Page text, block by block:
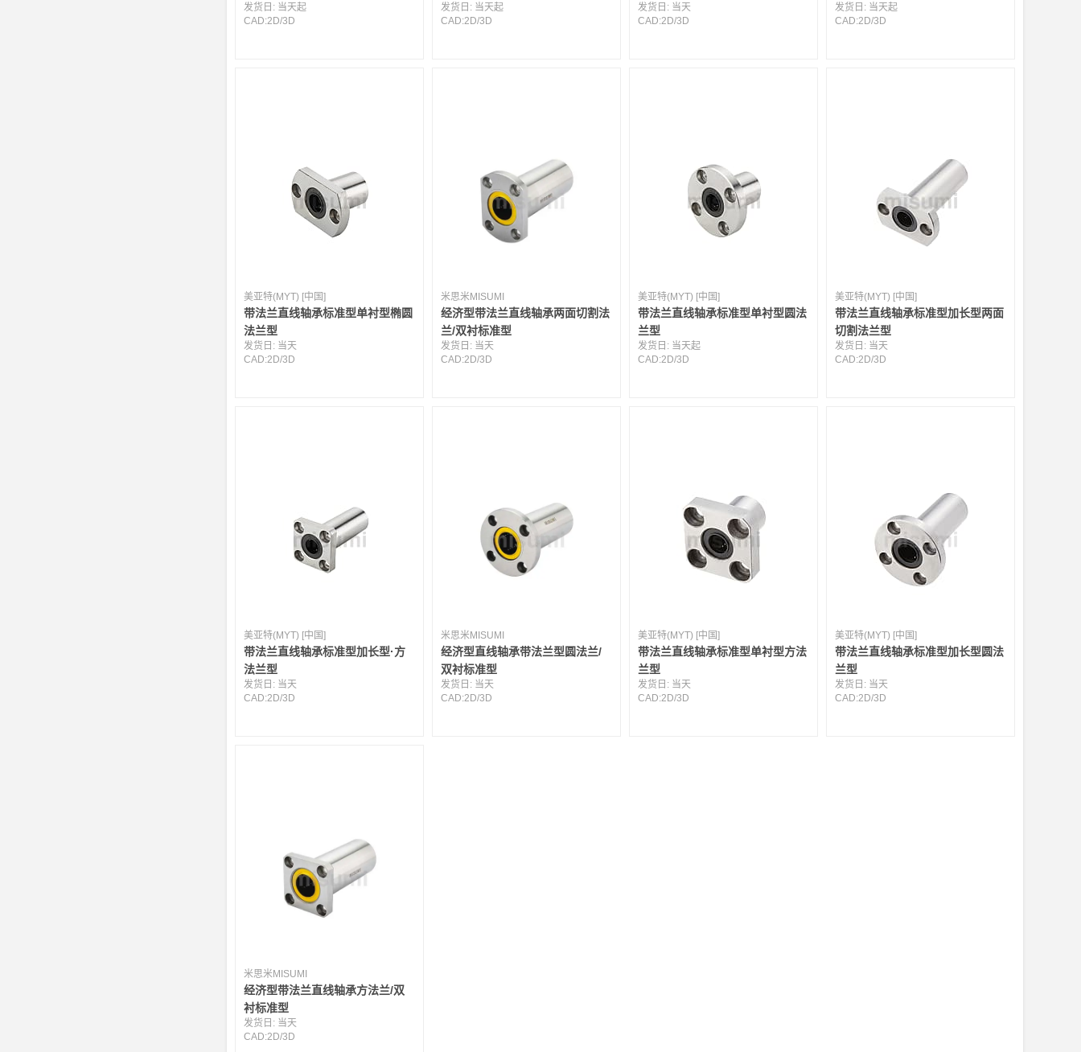
发货日: 当天起
CAD:2D/3D
发货日: 当天起
CAD:2D/3D
发货日: 当天
CAD:2D/3D
发货日: 当天起
CAD:2D/3D
美亚特(MYT) [中国]
带法兰直线轴承标准型单衬型椭圆
法兰型
发货日: 当天
CAD:2D/3D
米思米MISUMI
经济型带法兰直线轴承两面切割法
兰/双衬标准型
发货日: 当天
CAD:2D/3D
美亚特(MYT) [中国]
带法兰直线轴承标准型单衬型圆法
兰型
发货日: 当天起
CAD:2D/3D
美亚特(MYT) [中国]
带法兰直线轴承标准型加长型两面
切割法兰型
发货日: 当天
CAD:2D/3D
美亚特(MYT) [中国]
带法兰直线轴承标准型加长型·方
法兰型
发货日: 当天
CAD:2D/3D
米思米MISUMI
经济型直线轴承带法兰型圆法兰/
双衬标准型
发货日: 当天
CAD:2D/3D
美亚特(MYT) [中国]
带法兰直线轴承标准型单衬型方法
兰型
发货日: 当天
CAD:2D/3D
美亚特(MYT) [中国]
带法兰直线轴承标准型加长型圆法
兰型
发货日: 当天
CAD:2D/3D
米思米MISUMI
经济型带法兰直线轴承方法兰/双
衬标准型
发货日: 当天
CAD:2D/3D